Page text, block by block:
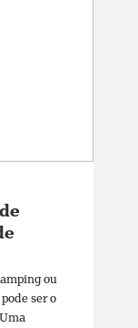
ou
ser o